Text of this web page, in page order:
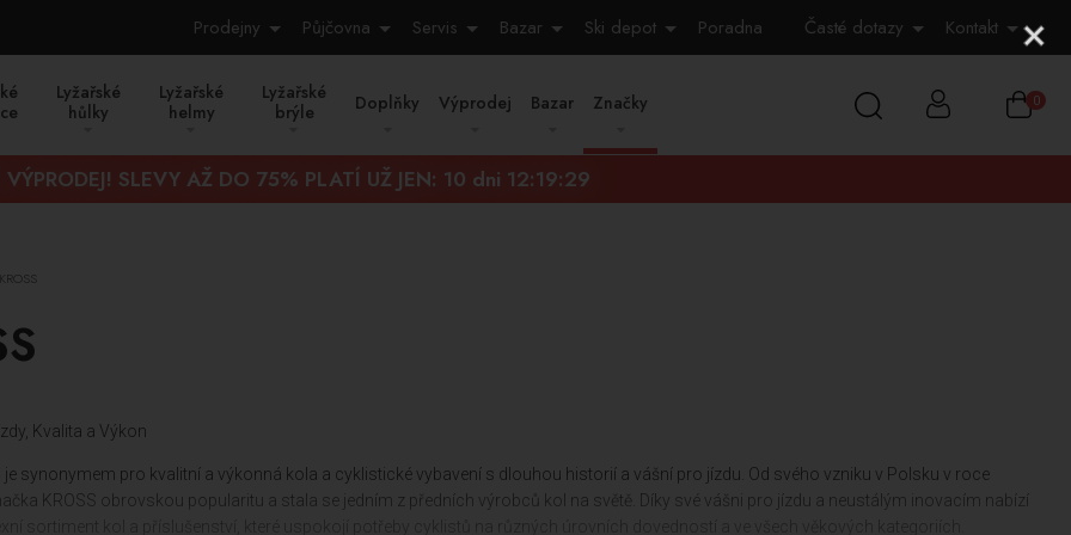
0
Prodejny Půjčovna Servis Bazar Ski depot Poradna Časté dotazy Kontakt
Lyžařské
hůlky
Lyžařské
helmy
Lyžařské
brýle
Doplňky Výprodej Bazar Značky
SLEVY AŽ DO 75% PLATÍ UŽ JEN: 10 dni 12:19:28
KROSS
Kvalita a Výkon
je synonymem pro kvalitní a výkonná kola a cyklistické vybavení s dlouhou historií a vášní pro jízdu. Od svého vzniku v Polsku v roce
KROSS obrovskou popularitu a stala se jedním z předních výrobců kol na světě. Díky své vášni pro jízdu a neustálým inovacím nabízí